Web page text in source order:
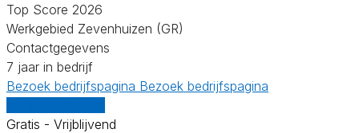
Top Score 2026
Werkgebied Zevenhuizen (GR)
Contactgegevens
7 jaar in bedrijf
Bezoek bedrijfspagina Bezoek bedrijfspagina
Gratis - Vrijblijvend